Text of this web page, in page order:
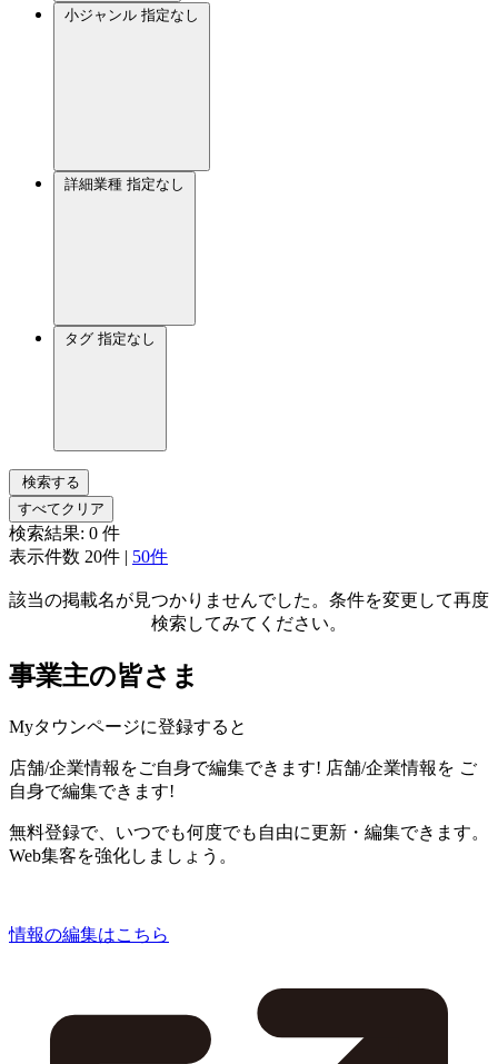
小ジャンル 指定なし
詳細業種 指定なし
タグ 指定なし
検索する
すべてクリア
検索結果: 0 件
表示件数 20件 | 50件
該当の掲載名が見つかりませんでした。条件を変更して再度
検索してみてください。
事業主の皆さま
Myタウンページに登録すると
店舗/企業情報をご自身で編集できます! 店舗/企業情報を ご
自身で編集できます!
無料登録で、いつでも何度でも自由に更新・編集できます。
Web集客を強化しましょう。
情報の編集はこちら